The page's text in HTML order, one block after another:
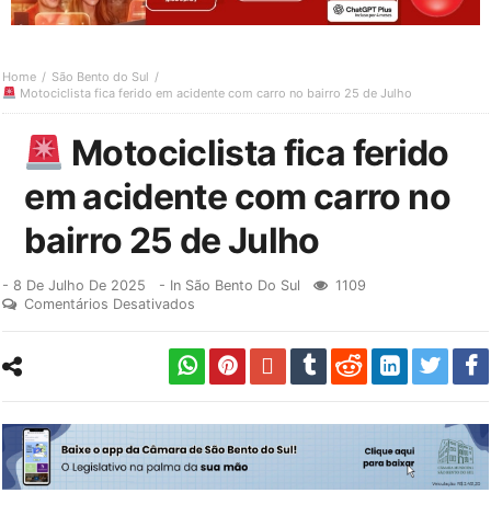
Home
São Bento do Sul
Motociclista fica ferido em acidente com carro no bairro 25 de Julho
Motociclista fica ferido
em acidente com carro no
bairro 25 de Julho
-8 De Julho De 2025 - In São Bento Do Sul
1109
Comentários Desativados